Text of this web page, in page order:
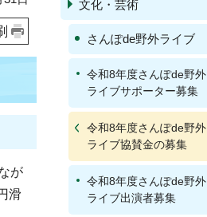
が
滑
文化・芸術
さんぽde野外ライブ
令和8年度さんぽde野外
ライブサポーター募集
令和8年度さんぽde野外
ライブ協賛金の募集
令和8年度さんぽde野外
ライブ出演者募集